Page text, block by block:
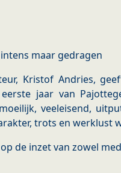
maar gedragen
Kristof Andries,
jaar van
veeleisend,
trots en werklust
de inzet van zowel